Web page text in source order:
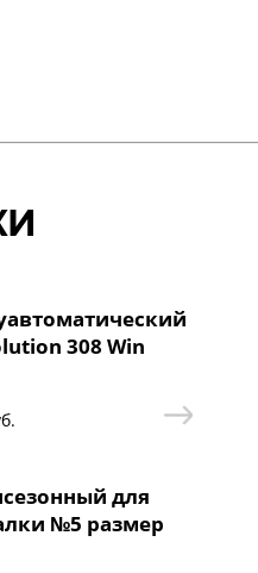
308 Win
для
№5 размер